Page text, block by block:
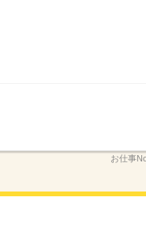
お仕事